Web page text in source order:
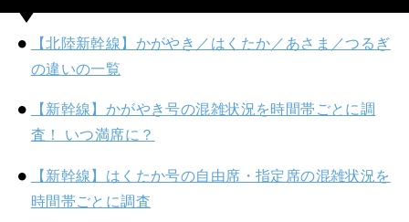
【北陸新幹線】かがやき／はくたか／あさま／つるぎ
の違いの一覧
【新幹線】かがやき号の混雑状況を時間帯ごとに調
査！ いつ満席に？
【新幹線】はくたか号の自由席・指定席の混雑状況を
時間帯ごとに調査